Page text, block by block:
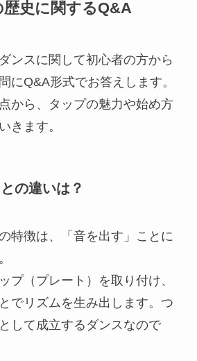
史に関するQ&A
ンスに関して初心者の方から
にQ&A形式でお答えします。
から、タップの魅力や始め方
きます。
の違いは？
特徴は、「音を出す」ことに
プ（プレート）を取り付け、
でリズムを生み出します。つ
して成立するダンスなので